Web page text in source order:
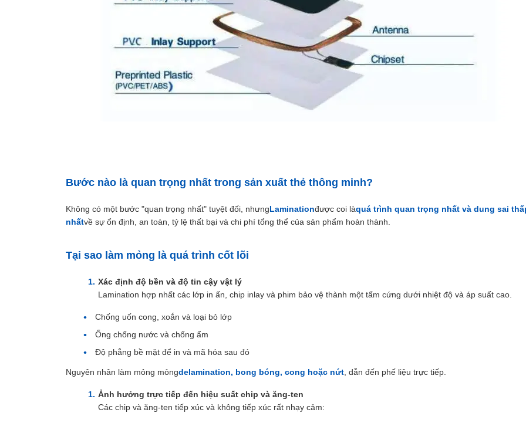
Bước nào là quan trọng nhất trong sản xuất thẻ thông minh?
Không có một bước "quan trọng nhất" tuyệt đối, nhưngLaminationđược coi làquá trình quan trọng nhất và dung sai
nhấtvề sự ổn định, an toàn, tỷ lệ thất bại và chi phí tổng thể của sản phẩm hoàn thành.
Tại sao làm mỏng là quá trình cốt lõi
Xác định độ bền và độ tin cậy vật lý
Lamination hợp nhất các lớp in ấn, chip inlay và phim bảo vệ thành một tấm cứng dưới nhiệt độ và áp suất cao.
Chống uốn cong, xoắn và loại bỏ lớp
Ống chống nước và chống ẩm
Độ phẳng bề mặt để in và mã hóa sau đó
Nguyên nhân làm mỏng mỏngdelamination, bong bóng, cong hoặc nứt , dẫn đến phế liệu trực tiếp.
Ảnh hưởng trực tiếp đến hiệu suất chip và ăng-ten
Các chip và ăng-ten tiếp xúc và không tiếp xúc rất nhạy cảm: